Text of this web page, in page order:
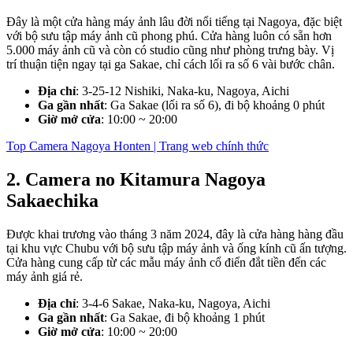
Đây là một cửa hàng máy ảnh lâu đời nổi tiếng tại Nagoya, đặc biệt
với bộ sưu tập máy ảnh cũ phong phú. Cửa hàng luôn có sẵn hơn
5.000 máy ảnh cũ và còn có studio cũng như phòng trưng bày. Vị
trí thuận tiện ngay tại ga Sakae, chỉ cách lối ra số 6 vài bước chân.
Địa chỉ: 3-25-12 Nishiki, Naka-ku, Nagoya, Aichi
Ga gần nhất: Ga Sakae (lối ra số 6), đi bộ khoảng 0 phút
Giờ mở cửa: 10:00 ~ 20:00
Top Camera Nagoya Honten | Trang web chính thức
2. Camera no Kitamura Nagoya
Sakaechika
Được khai trương vào tháng 3 năm 2024, đây là cửa hàng hàng đầu
tại khu vực Chubu với bộ sưu tập máy ảnh và ống kính cũ ấn tượng.
Cửa hàng cung cấp từ các mẫu máy ảnh cổ điển đắt tiền đến các
máy ảnh giá rẻ.
Địa chỉ: 3-4-6 Sakae, Naka-ku, Nagoya, Aichi
Ga gần nhất: Ga Sakae, đi bộ khoảng 1 phút
Giờ mở cửa: 10:00 ~ 20:00